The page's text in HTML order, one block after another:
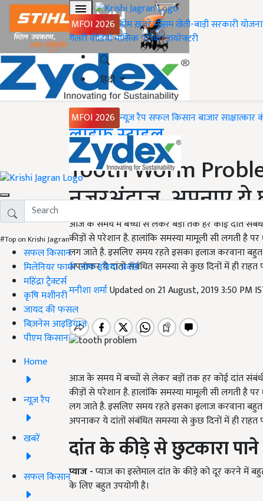
MFOI 2026 होमख़बरेंमौसमखेती-बाड़ीसरकारी
गैलरीवीडियोमासिक पत्रिकाडायरेक्टरी
हिंदी
MFOI 2026 न्यूज़ रैपसफल किसानबाजारसाक्षात्कार
#Top on Krishi Jagran
सफल किसान
मिलेनियर फार्मर ऑफ इंडिया अवॉर्ड
महिंद्रा ट्रैक्टर्स
कृषि मशीनरी
जायद की फसल
बिज़नेस आइडियाज
पीएम किसान
Home
न्यूज़ रैप
खबरें
सफल किसान
Home
लाइफ स्टाइल
Tooth Worm
नजरअंदाज, अपनाए ये
आज के समय में बच्चों से लेकर बड़ों तक हर कोई दांत संबंधी
कीड़ों से परेशान है. हालांकि समस्या मामूली सी लगती
लग जाते है. इसलिए समय रहते इसका इलाज करवाना
अपनाकर ये दांतों संबंधित समस्या से कुछ दिनों में ही
मनीशा शर्माUpdated on 21 August, 2019 3:50 PM
आज के समय में बच्चों से लेकर बड़ों तक हर कोई दांत संबंधी
कीड़ों से परेशान है. हालांकि समस्या मामूली सी लगती
लग जाते है. इसलिए समय रहते इसका इलाज करवाना
अपनाकर ये दांतों संबंधित समस्या से कुछ दिनों में ही
दांत के कीड़े से छुटकारा
प्याज-प्याज का इस्तेमाल दांत के कीड़े को दूर करने में
के लिए बहुत उपयोगी है।